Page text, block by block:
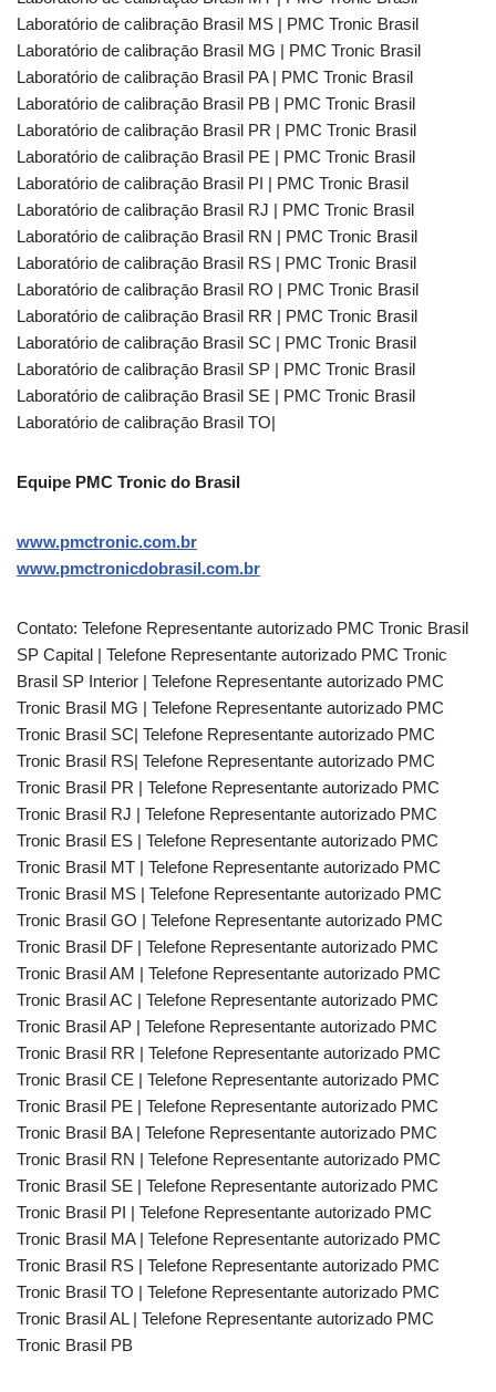
Laboratório de calibraçāo Brasil MS | PMC Tronic Brasil
Laboratório de calibraçāo Brasil MG | PMC Tronic Brasil
Laboratório de calibraçāo Brasil PA | PMC Tronic Brasil
Laboratório de calibraçāo Brasil PB | PMC Tronic Brasil
Laboratório de calibraçāo Brasil PR | PMC Tronic Brasil
Laboratório de calibraçāo Brasil PE | PMC Tronic Brasil
Laboratório de calibraçāo Brasil PI | PMC Tronic Brasil
Laboratório de calibraçāo Brasil RJ | PMC Tronic Brasil
Laboratório de calibraçāo Brasil RN | PMC Tronic Brasil
Laboratório de calibraçāo Brasil RS | PMC Tronic Brasil
Laboratório de calibraçāo Brasil RO | PMC Tronic Brasil
Laboratório de calibraçāo Brasil RR | PMC Tronic Brasil
Laboratório de calibraçāo Brasil SC | PMC Tronic Brasil
Laboratório de calibraçāo Brasil SP | PMC Tronic Brasil
Laboratório de calibraçāo Brasil SE | PMC Tronic Brasil
Laboratório de calibraçāo Brasil TO|
Equipe PMC Tronic do Brasil
www.pmctronic.com.br
www.pmctronicdobrasil.com.br
Contato: Telefone Representante autorizado PMC Tronic Brasil
SP Capital | Telefone Representante autorizado PMC Tronic
Brasil SP Interior | Telefone Representante autorizado PMC
Tronic Brasil MG | Telefone Representante autorizado PMC
Tronic Brasil SC| Telefone Representante autorizado PMC
Tronic Brasil RS| Telefone Representante autorizado PMC
Tronic Brasil PR | Telefone Representante autorizado PMC
Tronic Brasil RJ | Telefone Representante autorizado PMC
Tronic Brasil ES | Telefone Representante autorizado PMC
Tronic Brasil MT | Telefone Representante autorizado PMC
Tronic Brasil MS | Telefone Representante autorizado PMC
Tronic Brasil GO | Telefone Representante autorizado PMC
Tronic Brasil DF | Telefone Representante autorizado PMC
Tronic Brasil AM | Telefone Representante autorizado PMC
Tronic Brasil AC | Telefone Representante autorizado PMC
Tronic Brasil AP | Telefone Representante autorizado PMC
Tronic Brasil RR | Telefone Representante autorizado PMC
Tronic Brasil CE | Telefone Representante autorizado PMC
Tronic Brasil PE | Telefone Representante autorizado PMC
Tronic Brasil BA | Telefone Representante autorizado PMC
Tronic Brasil RN | Telefone Representante autorizado PMC
Tronic Brasil SE | Telefone Representante autorizado PMC
Tronic Brasil PI | Telefone Representante autorizado PMC
Tronic Brasil MA | Telefone Representante autorizado PMC
Tronic Brasil RS | Telefone Representante autorizado PMC
Tronic Brasil TO | Telefone Representante autorizado PMC
Tronic Brasil AL | Telefone Representante autorizado PMC
Tronic Brasil PB